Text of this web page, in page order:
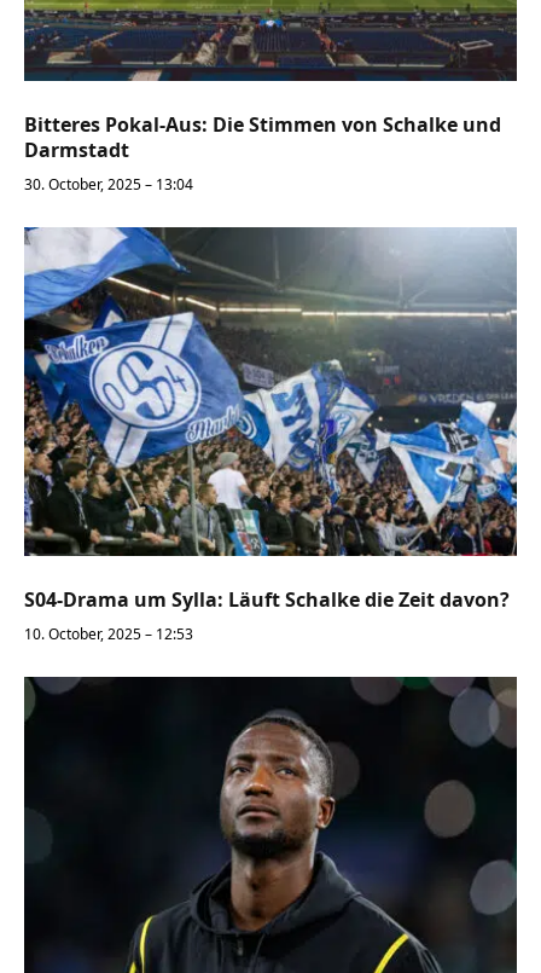
Bitteres Pokal-Aus: Die Stimmen von Schalke und
Darmstadt
30. October, 2025 – 13:04
S04-Drama um Sylla: Läuft Schalke die Zeit davon?
10. October, 2025 – 12:53